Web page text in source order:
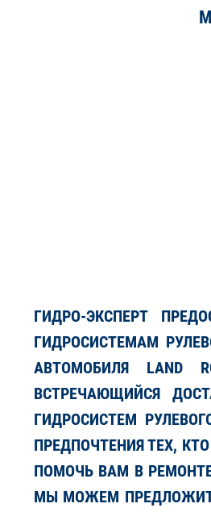
ГИДРО-ЭКСПЕРТ
ГИДРОСИСТЕМАМ
АВТОМОБИЛЯ LAND
ВСТРЕЧАЮЩИЙСЯ
ГИДРОСИСТЕМ
ПРЕДПОЧТЕНИЯ ТЕХ,
ПОМОЧЬ ВАМ В
МЫ МОЖЕМ